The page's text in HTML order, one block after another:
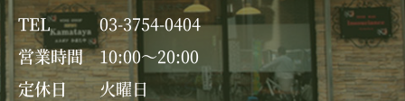
TEL
03-3754-0404
営業時間
10:00～20:00
定休日
火曜日